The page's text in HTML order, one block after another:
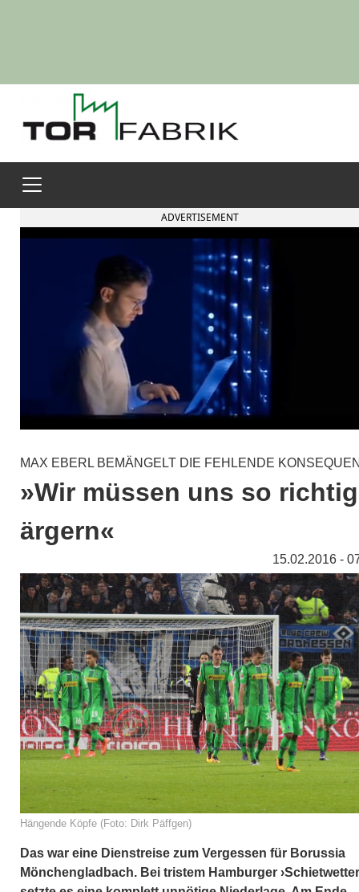
ADVERTISEMENT
MAX EBERL BEMÄNGELT DIE FEHLENDE
»Wir müssen uns so richtig
ärgern«
15.02.2016 -
Hängende Köpfe (Foto: Dirk Päffgen)
Das war eine Dienstreise zum Vergessen für Borussia
Mönchengladbach. Bei tristem Hamburger